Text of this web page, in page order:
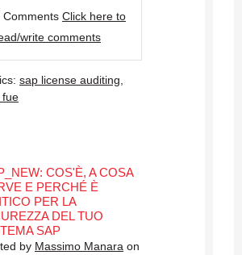
Comments Click here to
write comments
sap license auditing
fue
COS'È, A COSA
E PERCHÉ È
PER LA
DEL TUO
SAP
by Massimo Manara on